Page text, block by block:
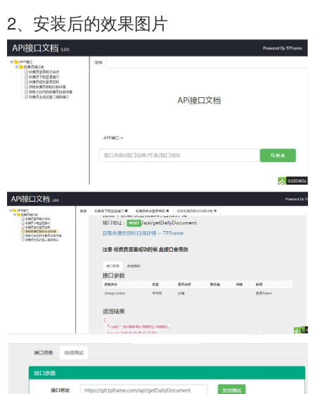
2、安装后的效果图片